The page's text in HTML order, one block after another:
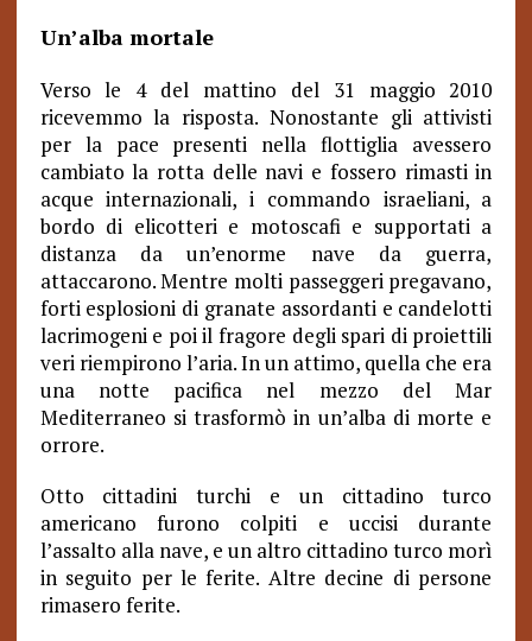
Un’alba mortale
Verso le 4 del mattino del 31 maggio 2010
ricevemmo la risposta. Nonostante gli attivisti
per la pace presenti nella flottiglia avessero
cambiato la rotta delle navi e fossero rimasti in
acque internazionali, i commando israeliani, a
bordo di elicotteri e motoscafi e supportati a
distanza da un’enorme nave da guerra,
attaccarono. Mentre molti passeggeri pregavano,
forti esplosioni di granate assordanti e candelotti
lacrimogeni e poi il fragore degli spari di proiettili
veri riempirono l’aria. In un attimo, quella che era
una notte pacifica nel mezzo del Mar
Mediterraneo si trasformò in un’alba di morte e
orrore.
Otto cittadini turchi e un cittadino turco
americano furono colpiti e uccisi durante
l’assalto alla nave, e un altro cittadino turco morì
in seguito per le ferite. Altre decine di persone
rimasero ferite.